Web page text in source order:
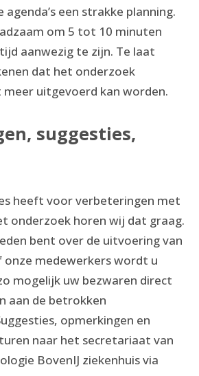
een strakke planning.
om 5 tot 10 minuten
aanwezig te zijn. Te laat
dat het onderzoek
meer uitgevoerd kan worden.
suggesties,
heeft voor verbeteringen met
onderzoek horen wij dat graag.
bent over de uitvoering van
medewerkers wordt u
mogelijk uw bezwaren direct
aan de betrokken
opmerkingen en
naar het secretariaat van
BovenIJ ziekenhuis via